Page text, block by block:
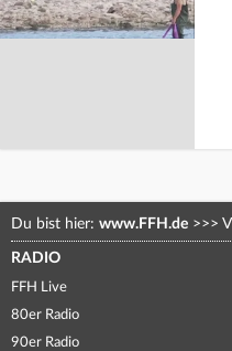
Du bist hier: www.FFH.de >>>
RADIO
FFH Live
80er Radio
90er Radio